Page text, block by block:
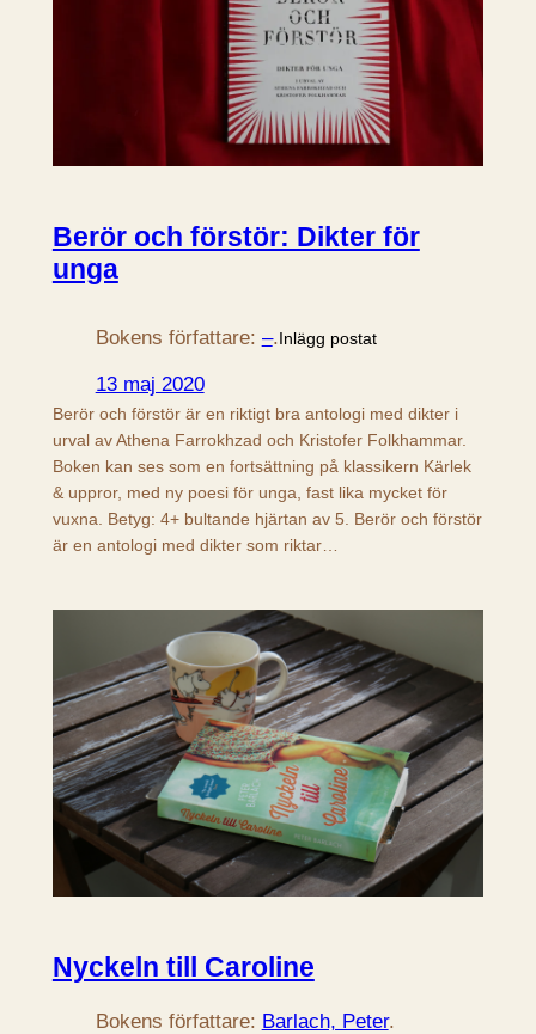
Berör och förstör: Dikter för
unga
Bokens författare: –.Inlägg postat
13 maj 2020
Berör och förstör är en riktigt bra antologi med dikter i
urval av Athena Farrokhzad och Kristofer Folkhammar.
Boken kan ses som en fortsättning på klassikern Kärlek
& uppror, med ny poesi för unga, fast lika mycket för
vuxna. Betyg: 4+ bultande hjärtan av 5. Berör och förstör
är en antologi med dikter som riktar…
Nyckeln till Caroline
Bokens författare: Barlach, Peter.